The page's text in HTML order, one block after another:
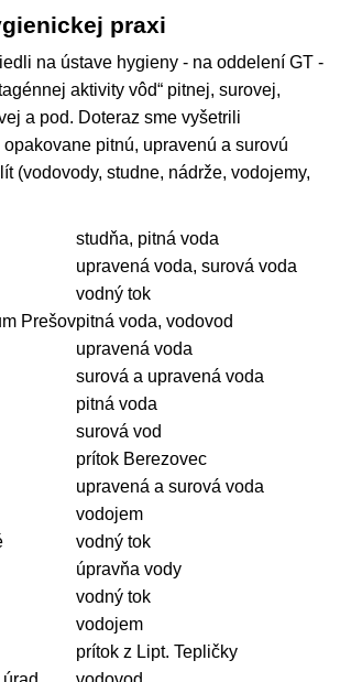
praxi
na ústave hygieny - na oddelení GT -
aktivity vôd“ pitnej, surovej,
a pod. Doteraz sme vyšetrili
pitnú, upravenú a surovú
(vodovody, studne, nádrže, vodojemy,
studňa, pitná voda
upravená voda, surová voda
vodný tok
Prešovpitná voda, vodovod
upravená voda
surová a upravená voda
pitná voda
surová vod
prítok Berezovec
upravená a surová voda
vodojem
vodný tok
úpravňa vody
vodný tok
vodojem
prítok z Lipt. Tepličky